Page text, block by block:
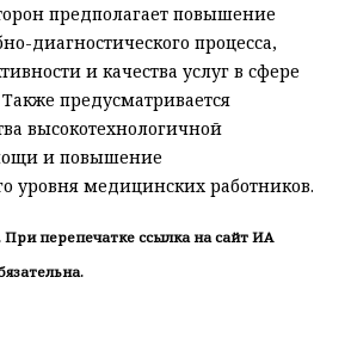
предполагает повышение
диагностического процесса,
и качества услуг в сфере
предусматривается
высокотехнологичной
и повышение
уровня медицинских работников.
перепечатке ссылка на сайт ИА